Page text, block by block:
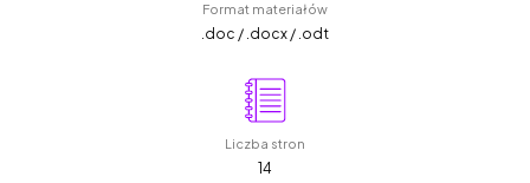
Format materiałów
.doc / .docx / .odt
Liczba stron
14